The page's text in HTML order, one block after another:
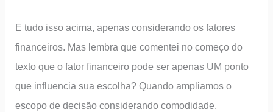
E tudo isso acima, apenas considerando os fatores
financeiros. Mas lembra que comentei no começo do
texto que o fator financeiro pode ser apenas UM ponto
que influencia sua escolha? Quando ampliamos o
escopo de decisão considerando comodidade,